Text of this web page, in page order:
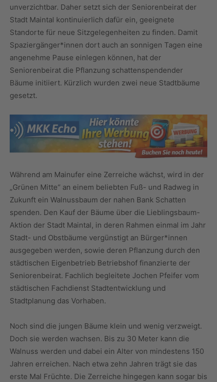
unverzichtbar. Daher setzt sich der Seniorenbeirat der
Stadt Maintal kontinuierlich dafür ein, geeignete
Standorte für neue Sitzgelegenheiten zu finden. Damit
Spaziergänger*innen dort auch an sonnigen Tagen eine
angenehme Pause einlegen können, hat der
Seniorenbeirat die Pflanzung schattenspendender
Bäume initiiert. Kürzlich wurden zwei neue Stadtbäume
gesetzt.
Während am Mainufer eine Zerreiche wächst, wird in der
„Grünen Mitte“ an einem beliebten Fuß- und Radweg in
Zukunft ein Walnussbaum der nahen Bank Schatten
spenden. Den Kauf der Bäume über die Lieblingsbaum-
Aktion der Stadt Maintal, in deren Rahmen einmal im Jahr
Stadt- und Obstbäume vergünstigt an Bürger*innen
ausgegeben werden, sowie deren Pflanzung durch den
städtischen Eigenbetrieb Betriebshof finanzierte der
Seniorenbeirat. Fachlich begleitete Jochen Pfeifer vom
städtischen Fachdienst Stadtentwicklung und
Stadtplanung das Vorhaben.
Noch sind die jungen Bäume klein und wenig verzweigt.
Doch sie werden wachsen. Bis zu 30 Meter kann die
Walnuss werden und dabei ein Alter von mindestens 150
Jahren erreichen. Nach etwa zehn Jahren trägt sie das
erste Mal Früchte. Die Zerreiche hingegen kann sogar bis